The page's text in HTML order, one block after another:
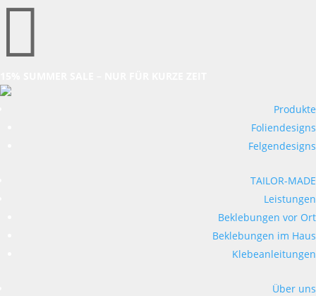

Produkte
Foliendesigns
Felgendesigns
TAILOR-MADE
Leistungen
Beklebungen vor Ort
Beklebungen im Haus
Klebeanleitungen
Über uns